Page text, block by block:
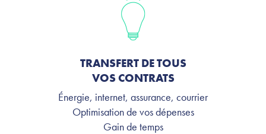
TRANSFERT DE TOUS
VOS CONTRATS
Énergie, internet, assurance, courrier
Optimisation de vos dépenses
Gain de temps